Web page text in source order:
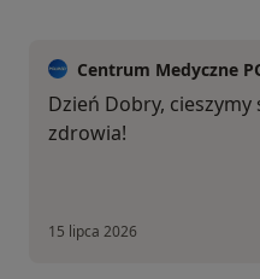
Centrum Medyczne
Dzień Dobry, cieszymy
zdrowia!
15 lipca 2026